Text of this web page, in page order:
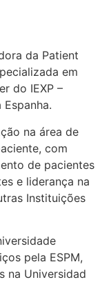
da Patient
em
do IEXP –
na área de
com
de pacientes
e liderança na
Instituições
pela ESPM,
na Universidad